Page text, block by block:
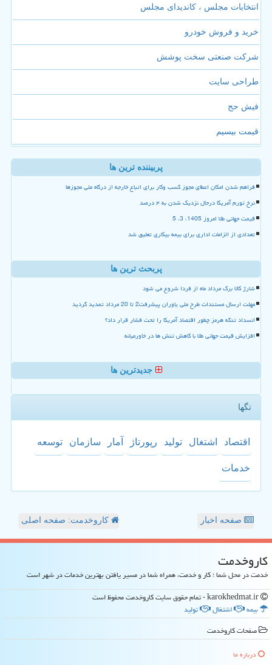
انتخابات مجلس ، کاندیدای مجلس
خرید و فروش خودرو
شرکت صنعتی سخت پوشش
طراحی سایت
فیش حج
قیمت بیسیم
پربیننده ترین ها
فراهم شدن امکان اعطای مجوز کسب وکار برای اتباع خارجه از درگاه ملی مجوزها
نرخ تورم آمریکا درحال نزدیک شدن به ۴ درصد
قیمت جهانی طلا امروز 1405، 3، 5
تعدادی از الزامات اداری برای بیمه بیکاری تعلیق شد
پربحث ترین ها
شارژ کالا برگ مرداد ماه از فردا شروع می شود
مهلت ارسال مستندات طرح ملی یاوران پیشرفت2 تا 20 مرداد تمدید گردید
انسداد تنگه هرمز چطور اقتصاد آمریکا را تحت فشار قرار داد؟
افزایش قیمت جهانی طلا با کاهش تنش ها در خاورمیانه
جدیدترین ها
تگها
اقتصاد اشتغال تولید رپورتاژ آمار سازمان توسعه
خدمات
صفحه اخبار کاروخدمت: صفحه اصلی
كاروخدمت
خدمت در محل شما ؛ کار و خدمت، همراه شما در مسیر یافتن بهترین خدمات در شهر است
بیمه
اشتغال
تولید
صفحات كاروخدمت
درباره ما